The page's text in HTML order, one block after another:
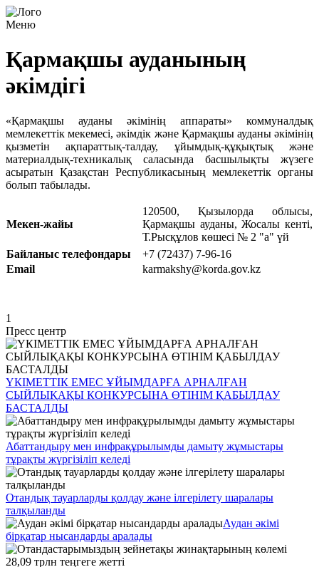
Меню
Қармақшы ауданының
әкімдігі
«Қармақшы ауданы әкiмiнiң аппараты» коммуналдық
мемлекеттiк мекемесi, әкiмдiк және Қармақшы ауданы әкiмiнiң
қызметiн ақпараттық-талдау, ұйымдық-құқықтық және
материалдық-техникалық саласында басшылықты жүзеге
асыратын Қазақстан Республикасының мемлекеттiк органы
болып табылады.
Мекен-жайы
120500, Қызылорда облысы,
Қармақшы ауданы, Жосалы кенті,
Т.Рысқұлов көшесі № 2 "а" үй
Байланыс телефондары
+7 (72437) 7-96-16
Email
karmakshy@korda.gov.kz
1
Пресс центр
ҮКІМЕТТІК ЕМЕС ҰЙЫМДАРҒА АРНАЛҒАН
СЫЙЛЫҚАҚЫ КОНКУРСЫНА ӨТІНІМ ҚАБЫЛДАУ
БАСТАЛДЫ
Абаттандыру мен инфрақұрылымды дамыту жұмыстары
тұрақты жүргізіліп келеді
Отандық тауарларды қолдау және ілгерілету шаралары
талқыланды
Аудан әкімі
бірқатар нысандарды аралады